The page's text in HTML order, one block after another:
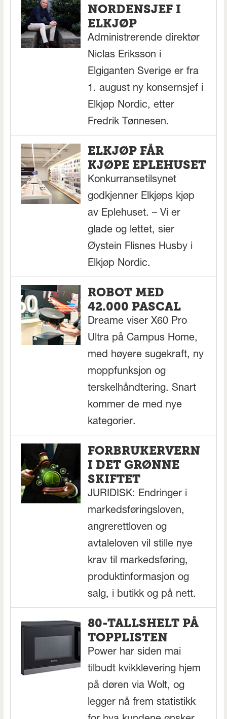
NORDENSJEF I
ELKJØP
Administrerende direktør
Niclas Eriksson i
Elgiganten Sverige er fra
1. august ny konsernsjef i
Elkjøp Nordic, etter
Fredrik Tønnesen.
ELKJØP FÅR
KJØPE EPLEHUSET
Konkurransetilsynet
godkjenner Elkjøps kjøp
av Eplehuset. – Vi er
glade og lettet, sier
Øystein Flisnes Husby i
Elkjøp Nordic.
ROBOT MED
42.000 PASCAL
Dreame viser X60 Pro
Ultra på Campus Home,
med høyere sugekraft, ny
moppfunksjon og
terskelhåndtering. Snart
kommer de med nye
kategorier.
FORBRUKERVERN
I DET GRØNNE
SKIFTET
JURIDISK: Endringer i
markedsføringsloven,
angrerettloven og
avtaleloven vil stille nye
krav til markedsføring,
produktinformasjon og
salg, i butikk og på nett.
80-TALLSHELT PÅ
TOPPLISTEN
Power har siden mai
tilbudt kvikklevering hjem
på døren via Wolt, og
legger nå frem statistikk